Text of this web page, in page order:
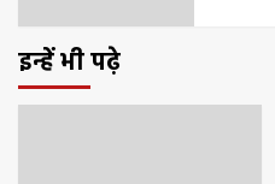
इन्हें भी पढ़े